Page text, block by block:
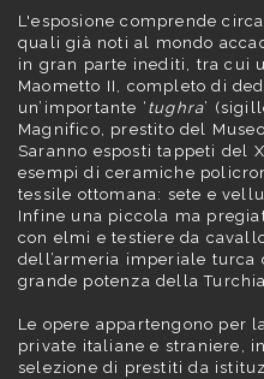
L'esposione comprende
quali già noti al mondo
in gran parte inediti, tra cui
Maometto II, completo di
un’importante ‘ tughra’
Magnifico, prestito del
Saranno esposti tappeti del
esempi di ceramiche
tessile ottomana: sete e
Infine una piccola ma
con elmi e testiere da
dell’armeria imperiale turca
grande potenza della
Le opere appartengono per
private italiane e straniere,
selezione di prestiti da